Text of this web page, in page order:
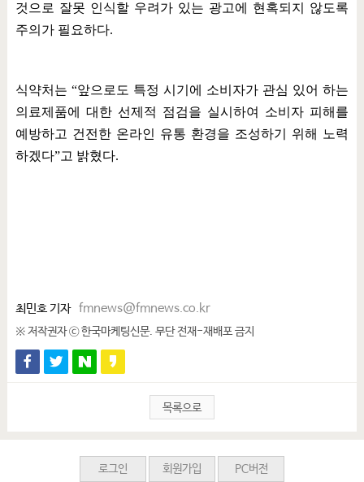
것으로 잘못 인식할 우려가 있는 광고에 현혹되지 않도록
주의가 필요하다.
식약처는 “앞으로도 특정 시기에 소비자가 관심 있어 하는
의료제품에 대한 선제적 점검을 실시하여 소비자 피해를
예방하고 건전한 온라인 유통 환경을 조성하기 위해 노력
하겠다”고 밝혔다.
최민호 기자 fmnews@fmnews.co.kr
※ 저작권자 ⓒ 한국마케팅신문. 무단 전재-재배포 금지
목록으로
로그인 회원가입 PC버전